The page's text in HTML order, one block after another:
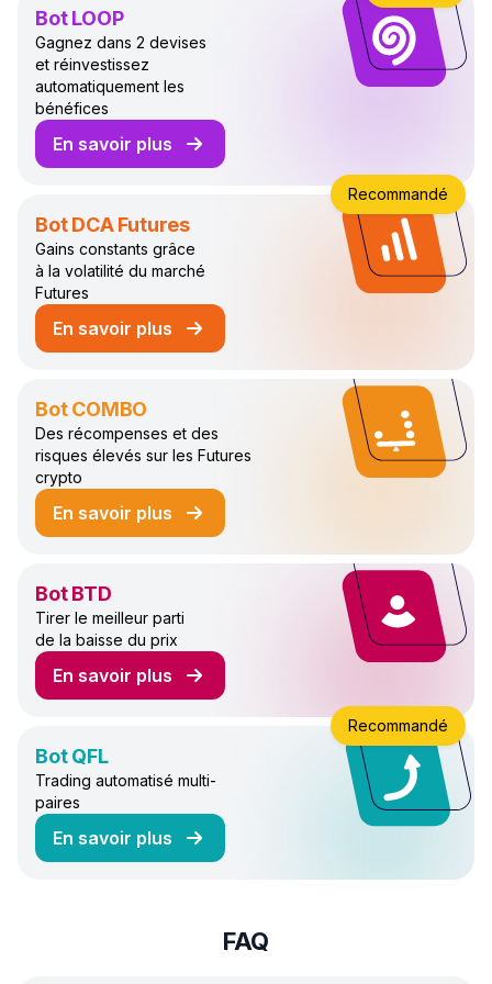
Bot LOOP
Gagnez dans 2 devises
et réinvestissez
automatiquement les
bénéfices
En savoir plus
sur le bot de trading LOOP
Bot DCA Futures
Gains constants grâce
à la volatilité du marché
Futures
En savoir plus
sur le bot de trading DCA Futures
Recommandé
Bot COMBO
Des récompenses et des
risques élevés sur les Futures
crypto
En savoir plus
sur le bot de trading COMBO
Bot BTD
Tirer le meilleur parti
de la baisse du prix
En savoir plus
sur le bot de trading BTD
Bot QFL
Trading automatisé multi-
paires
En savoir plus
sur le bot de trading QFL
Recommandé
FAQ